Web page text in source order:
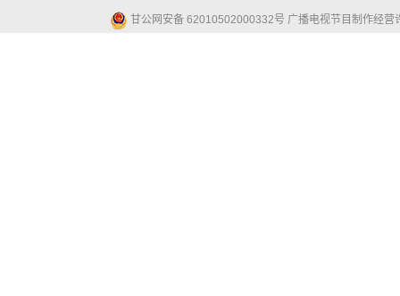
甘公网安备 62010502000332号 广播电视节目制作经